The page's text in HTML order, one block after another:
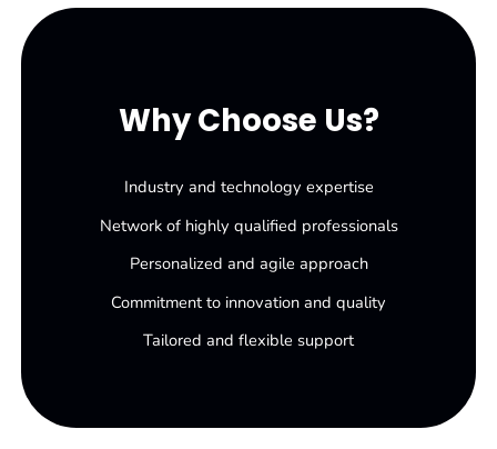
Why Choose Us?
Industry and technology expertise
Network of highly qualified professionals
Personalized and agile approach
Commitment to innovation and quality
Tailored and flexible support